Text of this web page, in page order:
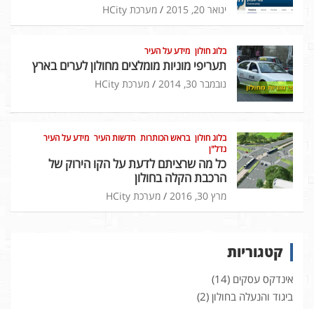
ינואר 20, 2015 מערכת HCity
בלוג חולון מידע על העיר
תעריפי מוניות מומלצים מחולון לערים בארץ
נובמבר 30, 2014 מערכת HCity
בלוג חולון בראש הכותרות חדשות העיר מידע על העיר
נדל"ן
כל מה שרציתם לדעת על הקו הירוק של
הרכבת הקלה בחולון
מרץ 30, 2016 מערכת HCity
קטגוריות
אינדקס עסקים (14)
ביגוד והנעלה בחולון (2)